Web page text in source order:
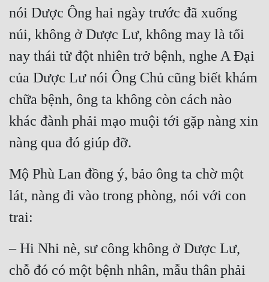
nói Dược Ông hai ngày trước đã xuống
núi, không ở Dược Lư, không may là tối
nay thái tử đột nhiên trở bệnh, nghe A Đại
của Dược Lư nói Ông Chủ cũng biết khám
chữa bệnh, ông ta không còn cách nào
khác đành phải mạo muội tới gặp nàng xin
nàng qua đó giúp đỡ.
Mộ Phù Lan đồng ý, bảo ông ta chờ một
lát, nàng đi vào trong phòng, nói với con
trai:
– Hi Nhi nè, sư công không ở Dược Lư,
chỗ đó có một bệnh nhân, mẫu thân phải